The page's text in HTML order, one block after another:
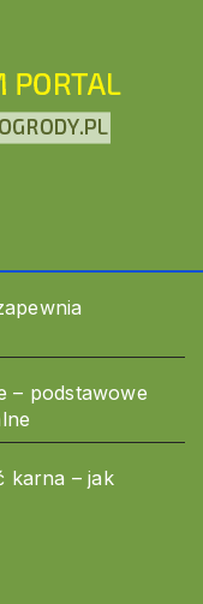
– podstawowe
karna – jak